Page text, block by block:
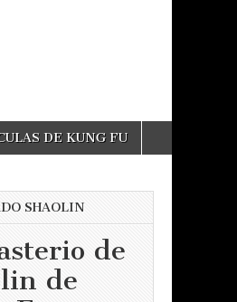
DE KUNG FU
SHAOLIN
de
de